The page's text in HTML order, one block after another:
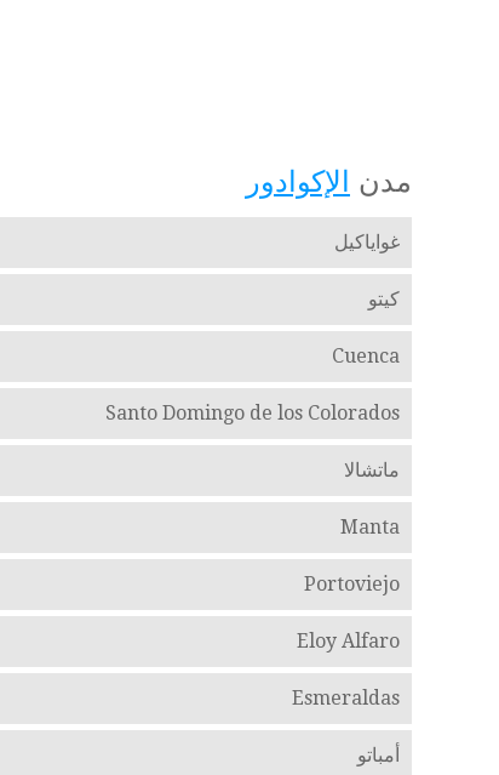
مدن الإكوادور
غواياكيل
كيتو
Cuenca
Santo Domingo de los Colorados
ماتشالا
Manta
Portoviejo
Eloy Alfaro
Esmeraldas
أمباتو